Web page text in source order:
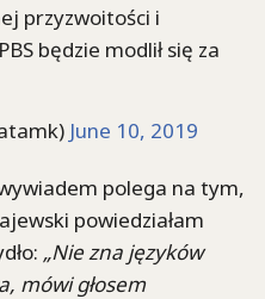
przyzwoitości i
będzie modlił się za
June 10, 2019
polega na tym,
powiedziałam
„Nie zna języków
mówi głosem